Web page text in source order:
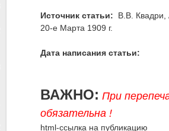
Источник статьи: В.В. Квадри,
20-е Марта 1909 г.
Дата написания статьи:
ВАЖНО: При
обязательна !
html-ссылка на публикацию